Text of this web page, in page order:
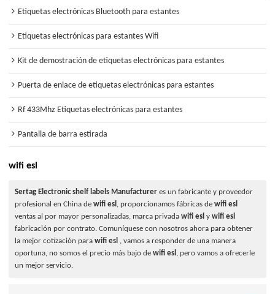
Etiquetas electrónicas Bluetooth para estantes
Etiquetas electrónicas para estantes Wifi
Kit de demostración de etiquetas electrónicas para estantes
Puerta de enlace de etiquetas electrónicas para estantes
Rf 433Mhz Etiquetas electrónicas para estantes
Pantalla de barra estirada
wifi esl
Sertag Electronic shelf labels Manufacturer es un fabricante y proveedor
profesional en China dewifi esl , proporcionamos fábricas dewifi esl
ventas al por mayor personalizadas, marca privadawifi esl ywifi esl
fabricación por contrato. Comuníquese con nosotros ahora para obtener
la mejor cotización parawifi esl , vamos a responder de una manera
oportuna, no somos el precio más bajo dewifi esl , pero vamos a ofrecerle
un mejor servicio.